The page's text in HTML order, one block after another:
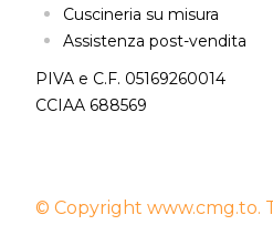
Cuscineria su misura
Assistenza post-vendita
PIVA e C.F. 05169260014
CCIAA 688569
© Copyright www.cmg.to.